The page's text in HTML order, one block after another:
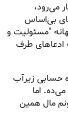
می‌رود،
بی‌اساس
"مسئولیت و
ادعاهای طرف
حسابی زیرآب
اما
مال همین